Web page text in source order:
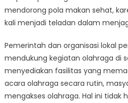
mendorong pola makan sehat,
kali menjadi teladan dalam
Pemerintah dan organisasi lokal
mendukung kegiatan olahraga di
menyediakan fasilitas yang
acara olahraga secara rutin,
mengakses olahraga. Hal ini tidak